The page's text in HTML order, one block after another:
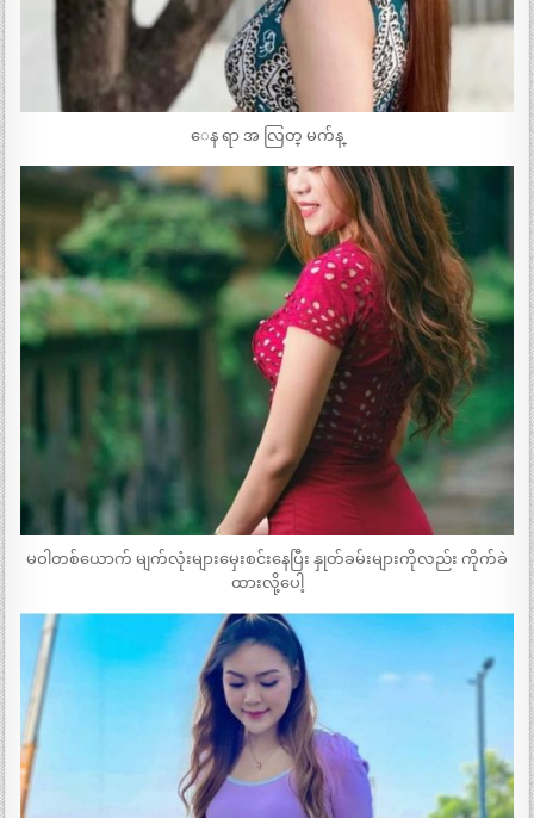
ေန ရာ အ လြတ္ မက်န္
မဝါတစ်ယောက် မျက်လုံးများမှေးစင်းနေပြီး နှုတ်ခမ်းများကိုလည်း ကိုက်ခဲ
ထားလို့ပေါ့